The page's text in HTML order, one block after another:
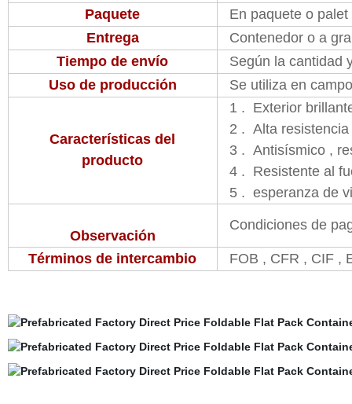
Paquete
En paquete o
Entrega
Contenedor o a
Tiempo de envío
Según la cantidad
Uso de producción
Se utiliza en
Características del
producto
1 . Exterior
2 . Alta
3 . Antisísmico ,
4 . Resistente al
5 . esperanza de
Observación
Condiciones de
Términos de intercambio FOB , CFR , CIF ,